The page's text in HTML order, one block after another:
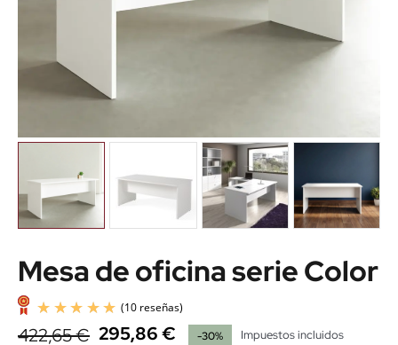
Mesa de oficina serie Color
422,65 € 295,86 € -30% Impuestos incluidos